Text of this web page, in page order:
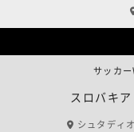
スロバキア
サッカ
シュタディ